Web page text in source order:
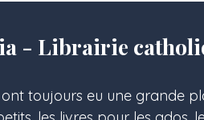
- Librairie
ont toujours eu une grande